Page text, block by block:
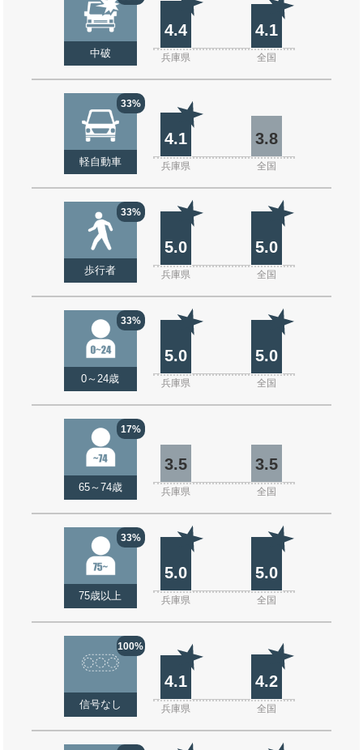
中破
4.4 4.1
兵庫県 全国
33%
軽自動車
4.1 3.8
兵庫県 全国
33%
歩行者
5.0 5.0
兵庫県 全国
33%
0～24歳
5.0 5.0
兵庫県 全国
17%
65～74歳
3.5 3.5
兵庫県 全国
33%
75歳以上
5.0 5.0
兵庫県 全国
100%
信号なし
4.1 4.2
兵庫県 全国